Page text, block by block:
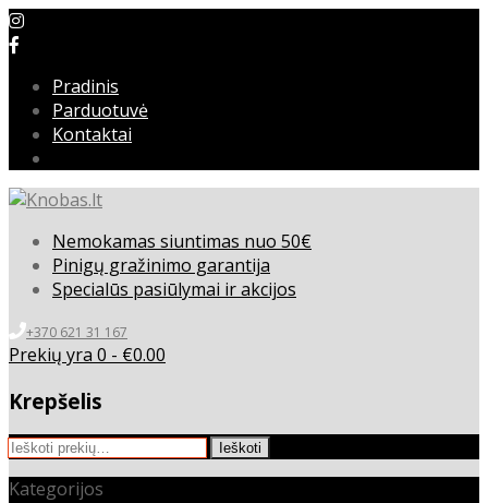
Pradinis
Parduotuvė
Kontaktai
Nemokamas siuntimas nuo 50€
Pinigų gražinimo garantija
Specialūs pasiūlymai ir akcijos
+370 621 31 167
Prekių yra 0 - €0.00
Krepšelis
Ieškoti: Ieškoti
Kategorijos